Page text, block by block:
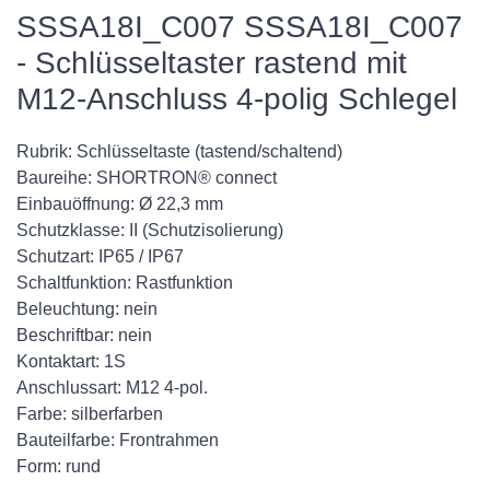
SSSA18I_C007 SSSA18I_C007
- Schlüsseltaster rastend mit
M12-Anschluss 4-polig Schlegel
Rubrik: Schlüsseltaste (tastend/schaltend)
Baureihe: SHORTRON® connect
Einbauöffnung: Ø 22,3 mm
Schutzklasse: II (Schutzisolierung)
Schutzart: IP65 / IP67
Schaltfunktion: Rastfunktion
Beleuchtung: nein
Beschriftbar: nein
Kontaktart: 1S
Anschlussart: M12 4-pol.
Farbe: silberfarben
Bauteilfarbe: Frontrahmen
Form: rund